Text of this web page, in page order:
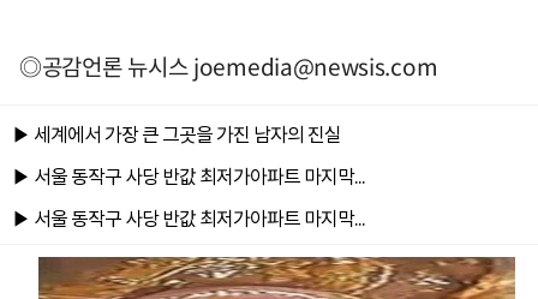
◎공감언론 뉴시스joemedia@newsis.com